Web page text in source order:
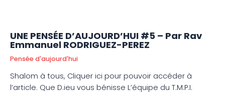
UNE PENSÉE D’AUJOURD’HUI #5 – Par Rav
Emmanuel RODRIGUEZ-PEREZ
Pensée d'aujourd'hui
Shalom à tous, Cliquer ici pour pouvoir accéder à
l’article. Que D.ieu vous bénisse L’équipe du T.M.P.I.